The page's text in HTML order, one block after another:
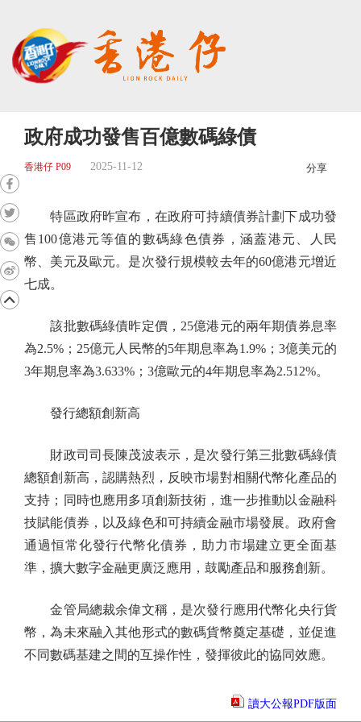
政府成功發售百億數碼綠債
香港仔 P09 2025-11-12 分享
特區政府昨宣布，在政府可持續債券計劃下成功發
售100億港元等值的數碼綠色債券，涵蓋港元、人民
幣、美元及歐元。是次發行規模較去年的60億港元增近
七成。
該批數碼綠債昨定價，25億港元的兩年期債券息率
為2.5%；25億元人民幣的5年期息率為1.9%；3億美元的
3年期息率為3.633%；3億歐元的4年期息率為2.512%。
發行總額創新高
財政司司長陳茂波表示，是次發行第三批數碼綠債
總額創新高，認購熱烈，反映市場對相關代幣化產品的
支持；同時也應用多項創新技術，進一步推動以金融科
技賦能債券，以及綠色和可持續金融市場發展。政府會
通過恒常化發行代幣化債券，助力市場建立更全面基
準，擴大數字金融更廣泛應用，鼓勵產品和服務創新。
金管局總裁余偉文稱，是次發行應用代幣化央行貨
幣，為未來融入其他形式的數碼貨幣奠定基礎，並促進
不同數碼基建之間的互操作性，發揮彼此的協同效應。
讀大公報PDF版面